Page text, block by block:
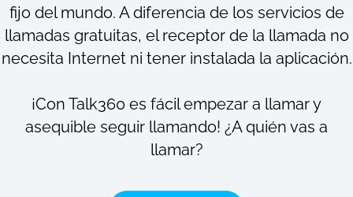
fijo del mundo. A diferencia de los servicios de
llamadas gratuitas, el receptor de la llamada no
necesita Internet ni tener instalada la aplicación.
¡Con Talk360 es fácil empezar a llamar y
asequible seguir llamando! ¿A quién vas a
llamar?